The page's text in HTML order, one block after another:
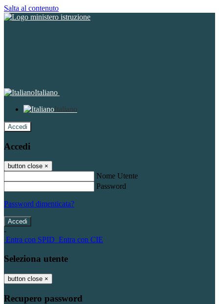
Salta al contenuto
Italiano
Italiano
Accedi
Accedi
button close ×
Nome Utente
Password
Password dimenticata?
-
Entra con SPID Entra con CIE
Seleziona utente
button close ×
Recupero password